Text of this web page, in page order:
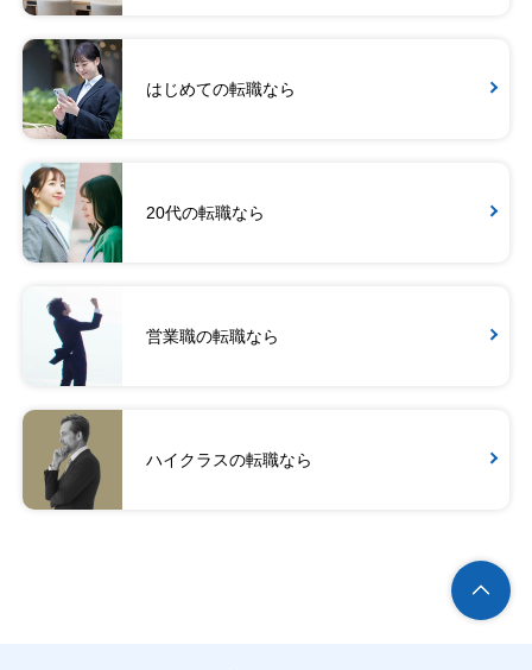
はじめての転職なら
20代の転職なら
営業職の転職なら
ハイクラスの転職なら